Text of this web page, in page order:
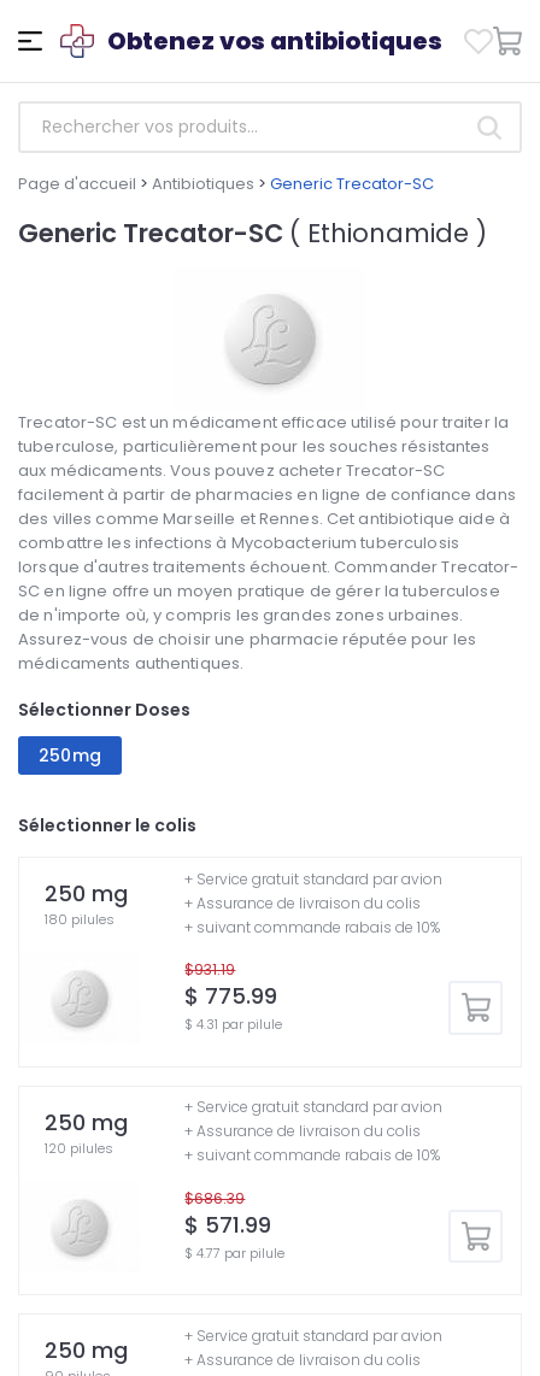
Obtenez vos antibiotiques
Page d'accueil > Antibiotiques > Generic Trecator-SC
Generic Trecator-SC ( Ethionamide )
Trecator-SC est un médicament efficace utilisé pour traiter la
tuberculose, particulièrement pour les souches résistantes
aux médicaments. Vous pouvez acheter Trecator-SC
facilement à partir de pharmacies en ligne de confiance dans
des villes comme Marseille et Rennes. Cet antibiotique aide à
combattre les infections à Mycobacterium tuberculosis
lorsque d'autres traitements échouent. Commander Trecator-
SC en ligne offre un moyen pratique de gérer la tuberculose
de n'importe où, y compris les grandes zones urbaines.
Assurez-vous de choisir une pharmacie réputée pour les
médicaments authentiques.
Sélectionner Doses
250mg
Sélectionner le colis
250 mg
180 pilules
$931.19
$ 775.99
$ 4.31 par pilule
+ Service gratuit standard par avion
+ Assurance de livraison du colis
+ suivant commande rabais de 10%
250 mg
120 pilules
$686.39
$ 571.99
$ 4.77 par pilule
+ Service gratuit standard par avion
+ Assurance de livraison du colis
+ suivant commande rabais de 10%
250 mg
+ Service gratuit standard par avion
+ Assurance de livraison du colis